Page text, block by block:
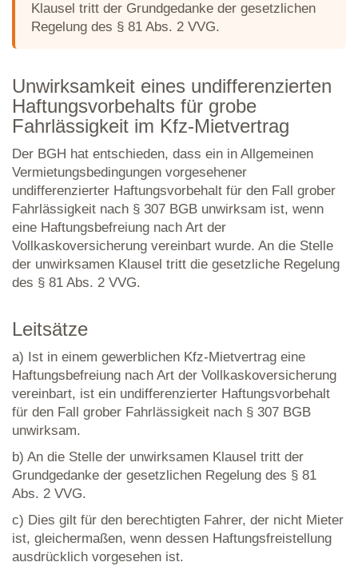
Klausel tritt der Grundgedanke der gesetzlichen
Regelung des § 81 Abs. 2 VVG.
Unwirksamkeit eines undifferenzierten
Haftungsvorbehalts für grobe
Fahrlässigkeit im Kfz-Mietvertrag
Der BGH hat entschieden, dass ein in Allgemeinen
Vermietungsbedingungen vorgesehener
undifferenzierter Haftungsvorbehalt für den Fall grober
Fahrlässigkeit nach § 307 BGB unwirksam ist, wenn
eine Haftungsbefreiung nach Art der
Vollkaskoversicherung vereinbart wurde. An die Stelle
der unwirksamen Klausel tritt die gesetzliche Regelung
des § 81 Abs. 2 VVG.
Leitsätze
a) Ist in einem gewerblichen Kfz-Mietvertrag eine
Haftungsbefreiung nach Art der Vollkaskoversicherung
vereinbart, ist ein undifferenzierter Haftungsvorbehalt
für den Fall grober Fahrlässigkeit nach § 307 BGB
unwirksam.
b) An die Stelle der unwirksamen Klausel tritt der
Grundgedanke der gesetzlichen Regelung des § 81
Abs. 2 VVG.
c) Dies gilt für den berechtigten Fahrer, der nicht Mieter
ist, gleichermaßen, wenn dessen Haftungsfreistellung
ausdrücklich vorgesehen ist.